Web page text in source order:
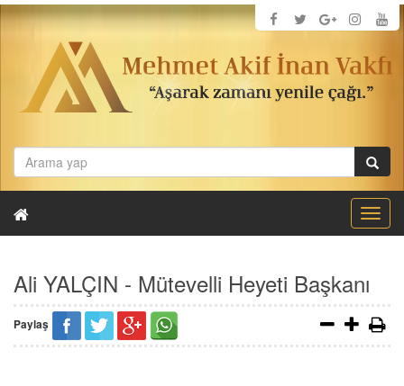
Ali YALÇIN - Mütevelli Heyeti Başkanı
Paylaş